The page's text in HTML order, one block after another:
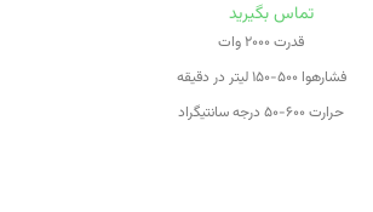
تماس بگیرید
قدرت ۲۰۰۰ وات
فشارهوا ۵۰۰-۱۵۰ لیتر در دقیقه
حرارت ۶۰۰-۵۰ درجه سانتیگراد